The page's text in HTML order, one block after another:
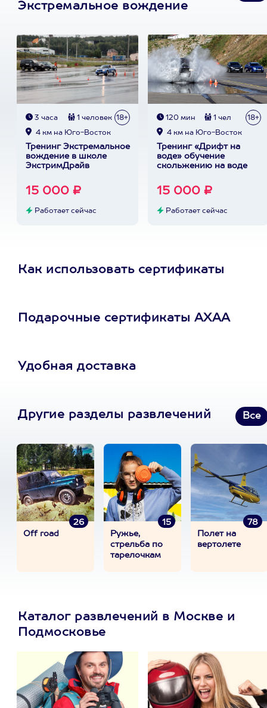
Экстремальное вождение
3 часа 1 человек 18+
4 км на Юго-Восток
Тренинг Экстремальное
вождение в школе
ЭкстримДрайв
15 000 ₽
Работает сейчас
120 мин 1 чел 18+
4 км на Юго-Восток
Тренинг «Дрифт на
воде» обучение
скольжению на воде
15 000 ₽
Работает сейчас
Как использовать сертификаты
Подарочные сертификаты АХАА
Удобная доставка
Другие разделы развлечений Все
26
Off road
15
Ружье,
стрельба по
тарелочкам
78
Полет на
вертолете
Каталог развлечений в Москве и
Подмосковье